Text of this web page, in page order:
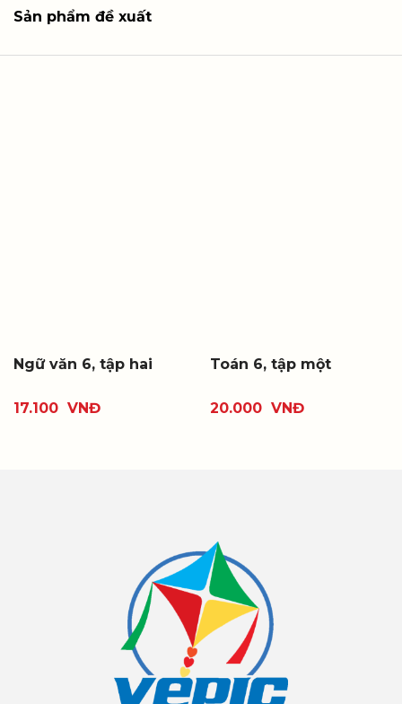
Sản phẩm đề xuất
Ngữ văn 6, tập hai
17.100 VNĐ
Toán 6, tập một
20.000 VNĐ